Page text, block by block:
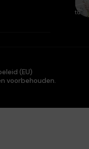
tuin.
voorbehouden.
(EU)